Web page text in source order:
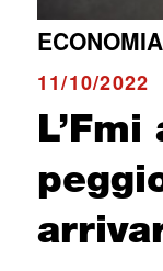
11/10/2022